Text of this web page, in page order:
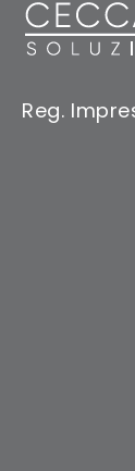
Reg.